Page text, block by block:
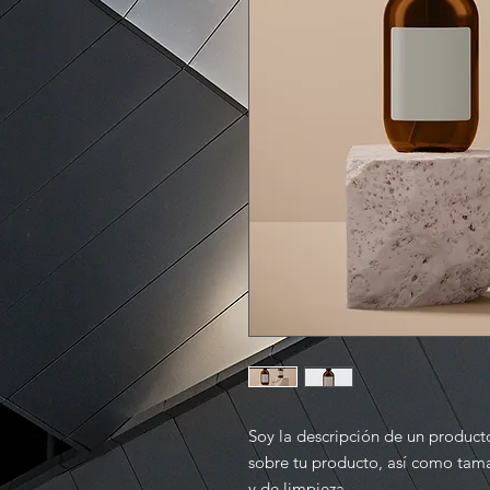
Soy la descripción de un
sobre tu producto, así como